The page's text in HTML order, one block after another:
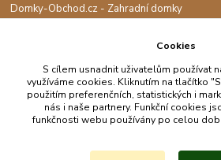
Domky-Obchod.cz - Zahradní domky
+420 730 501 925
info@domky-obchod.cz
Cookies
S cílem usnadnit uživatelům používat
využíváme cookies. Kliknutím na tlačítko
použitím preferenčních, statistických i
nás i naše partnery. Funkční cookies
funkčnosti webu používány po celou